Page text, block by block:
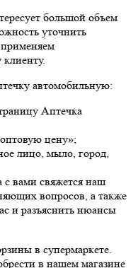
большой объем
уточнить
автомобильную:
Аптечка
цену»;
лицо, мыло, город,
с вами свяжется наш
вопросов, а также
и разъяснить нюансы
в супермаркете.
в нашем магазине